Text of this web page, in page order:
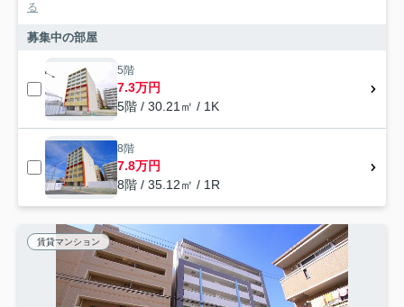
る
募集中の部屋
5階
7.3万円
5階 / 30.21㎡ / 1K
8階
7.8万円
8階 / 35.12㎡ / 1R
賃貸マンション